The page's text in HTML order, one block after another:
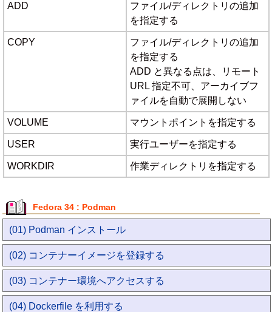
ADD
ファイル/ディレクトリの追加
を指定する
COPY
ファイル/ディレクトリの追加
を指定する
ADD と異なる点は、リモート
URL 指定不可、アーカイブフ
ァイルを自動で展開しない
VOLUME マウントポイントを指定する
USER 実行ユーザーを指定する
WORKDIR 作業ディレクトリを指定する
Fedora 34 : Podman
(01) Podman インストール
(02) コンテナーイメージを登録する
(03) コンテナー環境へアクセスする
(04) Dockerfile を利用する